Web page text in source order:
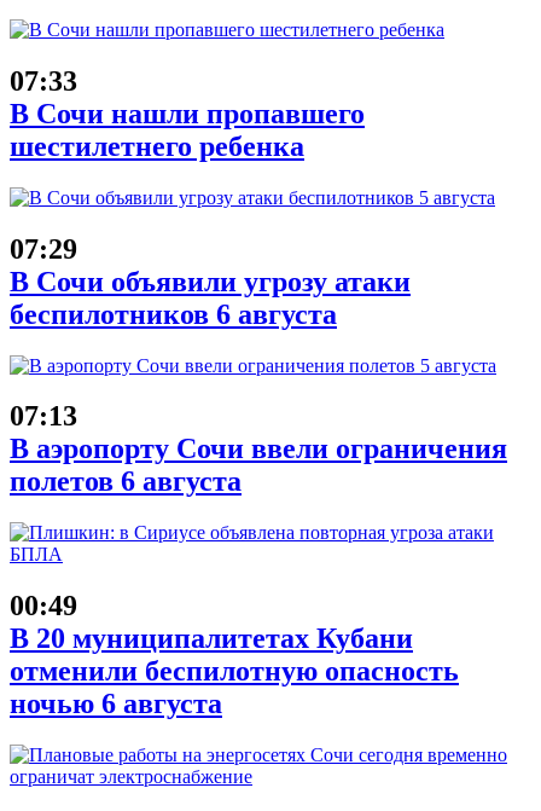
07:33
В Сочи нашли пропавшего
шестилетнего ребенка
07:29
В Сочи объявили угрозу атаки
беспилотников 6 августа
07:13
В аэропорту Сочи ввели ограничения
полетов 6 августа
00:49
В 20 муниципалитетах Кубани
отменили беспилотную опасность
ночью 6 августа